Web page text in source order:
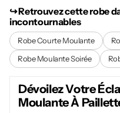
↪︎ Retrouvez cette robe
incontournables
Robe Courte Moulante
Robe Moulante Soirée
Dévoilez Votre
Moulante À